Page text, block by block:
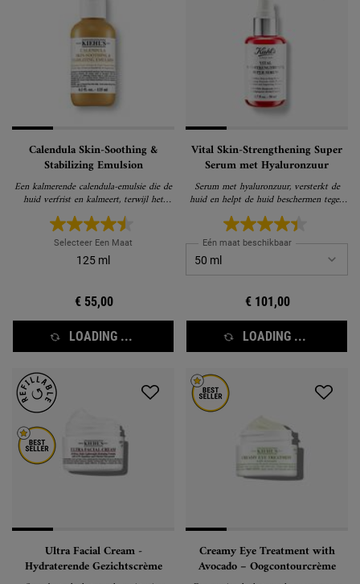
Calendula Skin-Soothing &
Stabilizing Emulsion
Een kalmerende calendula-emulsie die de
huid verfrist en kalmeert, terwijl het
zichtbaar roodheid & glans verminderd.
Selecteer Een Maat
125 ml
€ 55,00
LOADING ...
Vital Skin-Strengthening Super
Serum met Hyaluronzuur
Serum met hyaluronzuur, versterkt de
huid en helpt de huid beschermen tegen
tekenen van huidveroudering
Eén maat beschikbaar
€ 101,00
LOADING ...
Ultra Facial Cream -
Hydraterende Gezichtscrème
Creamy Eye Treatment with
Avocado – Oogcontourcrème